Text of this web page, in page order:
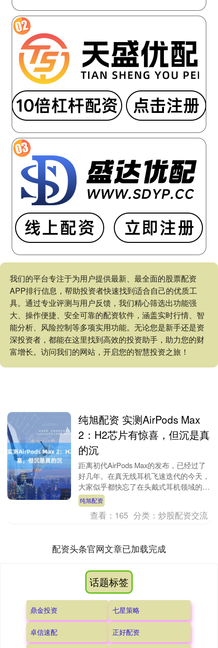
我们的平台专注于为用户提供最新、最全面的股票配资
APP排行信息，帮助投资者快速找到适合自己的优质工
具。通过专业评测与用户反馈，我们精心筛选出功能强
大、操作便捷、安全可靠的配资软件，涵盖实时行情、智
能分析、风险控制等多项实用功能。无论您是新手还是资
深投资者，都能在这里找到高效的投资助手，助力您的财
富增长。访问我们的网站，开启您的智慧投资之旅！
纯旭配资 实测AirPods Max
2：H2芯片有惊喜，但沉是真
的沉
距离初代AirPods Max的发布，已经过了
好几年。在真无线耳机飞速迭代的今天，
大家似乎都快忘了在头戴式耳机领域的产
品。然而，就在3月16日，苹果突然推出
了期....
纯旭配资
查看： 165 分类：炒股配资交流
配资头条官网文章已加载完成
话题标签
鼎金投资 七星策略
卓信速配 正好配资